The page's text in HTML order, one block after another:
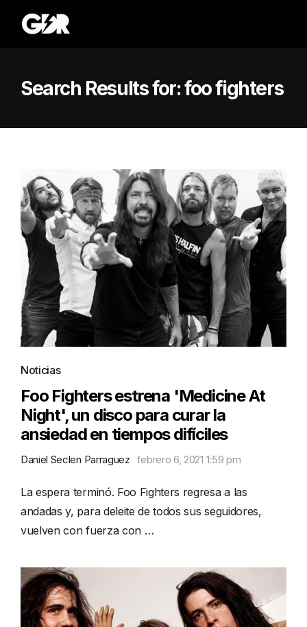
Search Results for:foo fighters
Noticias
Foo Fighters estrena 'Medicine At
Night', un disco para curar la
ansiedad en tiempos difíciles
Daniel Seclen Parraguez febrero 6, 2021 1:59 pm
La espera terminó. Foo Fighters regresa a las
andadas y, para deleite de todos sus seguidores,
vuelven con fuerza con …